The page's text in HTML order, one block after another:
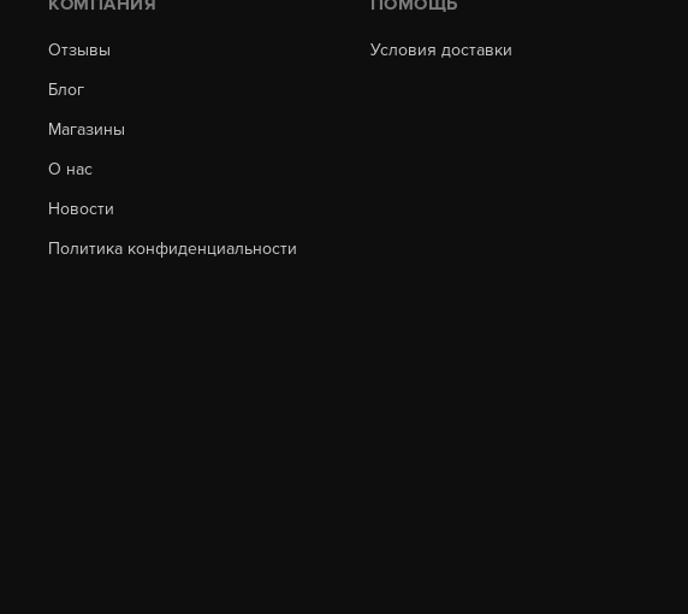
Отзывы
Блог
Магазины
О нас
Новости
Политика конфиденциальности
Условия доставки